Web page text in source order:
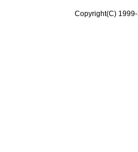
Copyright(C)